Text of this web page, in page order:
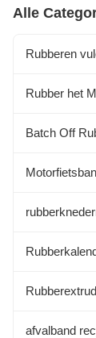
Alle
Rubberen
Rubber het
Batch Off
afvalband